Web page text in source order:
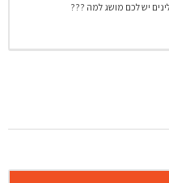
יש לכם מושג למה ???